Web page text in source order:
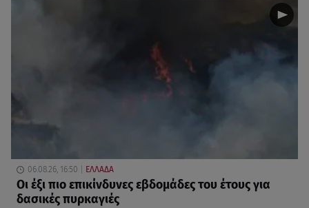
06.08.26, 16:50 ΕΛΛΑΔΑ
Οι έξι πιο επικίνδυνες εβδομάδες του έτους για
δασικές πυρκαγιές